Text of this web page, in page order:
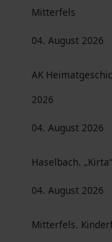
Mitterfels
04. August 2026
AK
2026
04. August 2026
Haselbach.
04. August 2026
Mitterfels.